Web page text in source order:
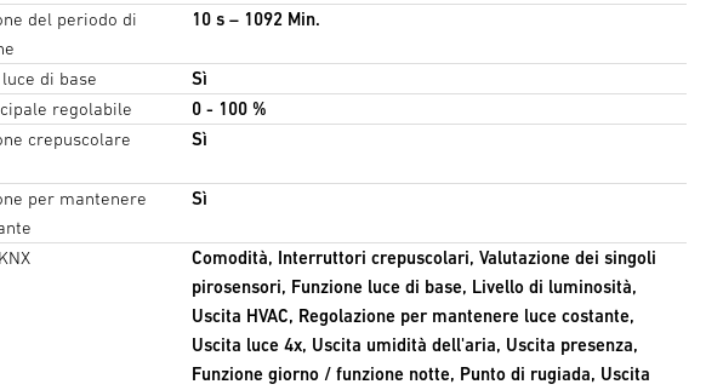
del periodo di
10 s – 1092 Min.
di base
Sì
regolabile
0 - 100 %
crepuscolare
Sì
per mantenere
Sì
Comodità, Interruttori crepuscolari, Valutazione dei singoli
pirosensori, Funzione luce di base, Livello di luminosità,
Uscita HVAC, Regolazione per mantenere luce costante,
Uscita luce 4x, Uscita umidità dell'aria, Uscita presenza,
Funzione giorno / funzione notte, Punto di rugiada, Uscita